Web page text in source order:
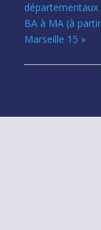
départementaux
BA à MA (à
Marseille 15 »